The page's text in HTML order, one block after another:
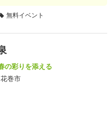
無料イベント
の彩りを添える
巻市